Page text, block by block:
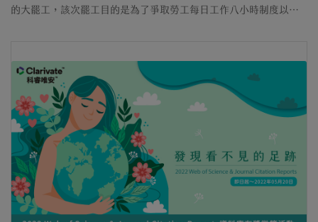
的大罷工，該次罷工目的是為了爭取勞工每日工作八小時制度以提